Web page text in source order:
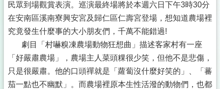
民眾到場觀賞表演。巡演最終場將於本週六日下午3時30分
在安南區溪南寮興安宮及歸仁區仁壽宮登場，想知道農場裡
究竟發生什麼事的大小朋友們，千萬不能錯過!
劇目「村嚇糗凍農場動物狂想曲」描述客家村有一座
「好嚴肅農場」，農場主人菜頭粿很少笑，但他不是悲傷，
只是很嚴肅。他的口頭禪就是「蘿蔔沒什麼好笑的」、「蕃
茄一點也不幽默」。而農場裡原本生性活潑的動物們，也都